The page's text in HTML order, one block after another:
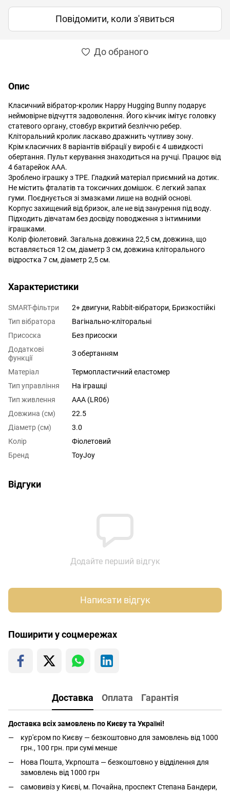
Повідомити, коли з'явиться
До обраного
Опис
Класичний вібратор-кролик Happy Hugging Bunny подарує
неймовірне відчуття задоволення. Його кінчик імітує головку
статевого органу, стовбур вкритий безліччю ребер.
Кліторальний кролик ласкаво дражнить чутливу зону.
Крім класичних 8 варіантів вібрації у виробі є 4 швидкості
обертання. Пульт керування знаходиться на ручці. Працює від
4 батарейок ААА.
Зроблено іграшку з ТРЕ. Гладкий матеріал приємний на дотик.
Не містить фталатів та токсичних домішок. Є легкий запах
гуми. Поєднується зі змазками лише на водній основі.
Корпус захищений від бризок, але не від занурення під воду.
Підходить дівчатам без досвіду поводження з інтимними
іграшками.
Колір фіолетовий. Загальна довжина 22,5 см, довжина, що
вставляється 12 см, діаметр 3 см, довжина кліторального
відростка 7 см, діаметр 2,5 см.
Характеристики
SMART-фільтри
2+ двигуни, Rabbit-вібратори, Бризкостійкі
Тип вібратора
Вагінально-кліторальні
Присоска
Без присоски
Додаткові
функції
З обертанням
Матеріал
Термопластичний еластомер
Тип управління
На іграшці
Тип живлення
AAA (LR06)
Довжина (см)
22.5
Діаметр (см)
3.0
Колір
Фіолетовий
Бренд
ToyJoy
Відгуки
Додайте перший відгук
Написати відгук
Поширити у соцмережах
Доставка Оплата Гарантія
Доставка всіх замовлень по Києву та Україні!
кур'єром по Києву — безкоштовно для замовлень від 1000
грн., 100 грн. при сумі менше
Нова Пошта, Укрпошта — безкоштовно у відділення для
замовлень від 1000 грн
самовивіз у Києві, м. Почайна, проспект Степана Бандери,